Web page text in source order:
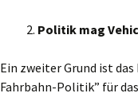
2. Politik mag
Ein zweiter Grund ist
Fahrbahn-Politik” für